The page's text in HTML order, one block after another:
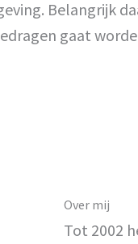
Belangrijk
gaat
Over mij
Tot 2002